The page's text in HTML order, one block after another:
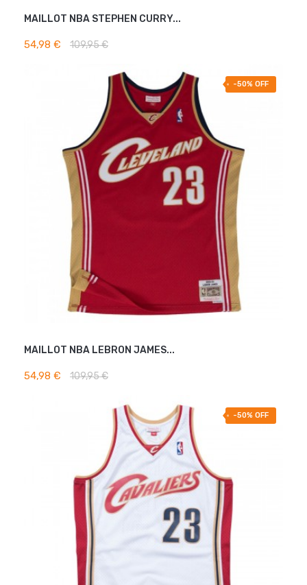
MAILLOT NBA STEPHEN CURRY...
54,98 € 109,95 €
-50% OFF
MAILLOT NBA LEBRON JAMES...
54,98 € 109,95 €
-50% OFF